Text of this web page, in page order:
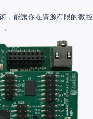
作夥伴
庫
，能讓你在資源有限的微控